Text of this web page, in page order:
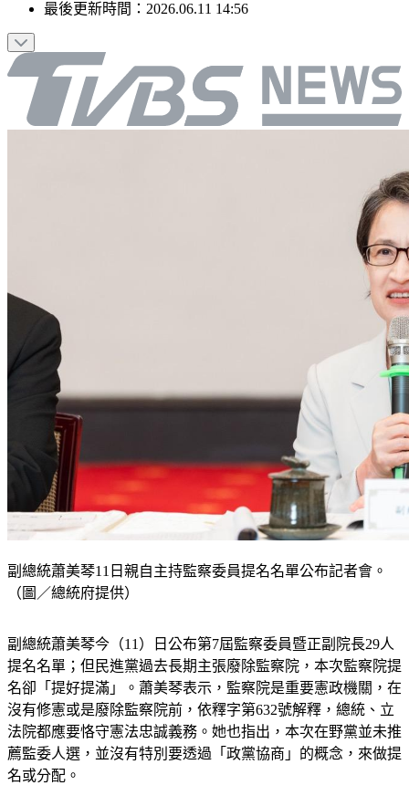
最後更新時間： 2026.06.11 14:56
副總統蕭美琴11日親自主持監察委員提名名單公布記者會。
（圖／總統府提供）
副總統蕭美琴今（11）日公布第7屆監察委員暨正副院長29人
提名名單；但民進黨過去長期主張廢除監察院，本次監察院提
名卻「提好提滿」。蕭美琴表示，監察院是重要憲政機關，在
沒有修憲或是廢除監察院前，依釋字第632號解釋，總統、立
法院都應要恪守憲法忠誠義務。她也指出，本次在野黨並未推
薦監委人選，並沒有特別要透過「政黨協商」的概念，來做提
名或分配。